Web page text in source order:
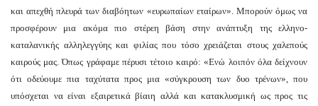
και απεχθή πλευρά των διαβόητων «ευρωπαίων εταίρων». Μπορούν όμως να
προσφέρουν μια ακόμα πιο στέρεη βάση στην ανάπτυξη της ελληνο-
καταλανικής αλληλεγγύης και φιλίας που τόσο χρειάζεται στους χαλεπούς
καιρούς μας. Όπως γράφαμε πέρυσι τέτοιο καιρό: «Ενώ λοιπόν όλα δείχνουν
ότι οδεύουμε πια ταχύτατα προς μια «σύγκρουση των δυο τρένων», που
υπόσχεται να είναι εξαιρετικά βίαιη αλλά και κατακλυσμική ως προς τις